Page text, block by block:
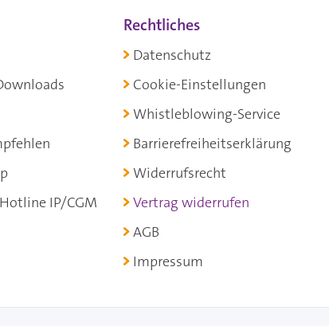
IP/CGM
Rechtliches
Datenschutz
Cookie-Einstellungen
Whistleblowing-Service
Barrierefreiheitserklärung
Widerrufsrecht
Vertrag widerrufen
AGB
Impressum